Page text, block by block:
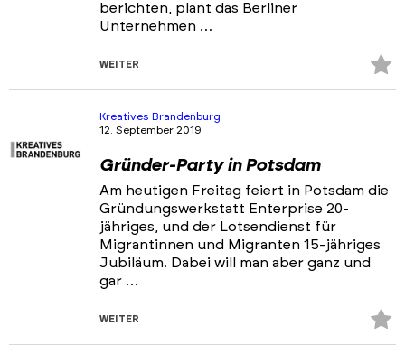
berichten, plant das Berliner
Unternehmen …
WEITER
Kreatives Brandenburg
12. September 2019
Gründer-Party in Potsdam
Am heutigen Freitag feiert in Potsdam die
Gründungswerkstatt Enterprise 20-
jähriges, und der Lotsendienst für
Migrantinnen und Migranten 15-jähriges
Jubiläum. Dabei will man aber ganz und
gar …
WEITER